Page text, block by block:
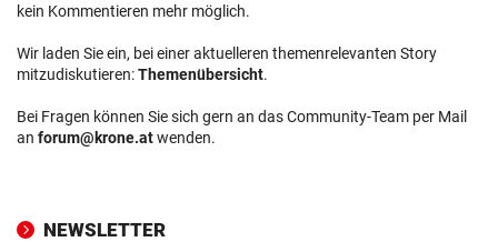
kein Kommentieren mehr möglich.
Wir laden Sie ein, bei einer aktuelleren themenrelevanten Story
mitzudiskutieren:Themenübersicht.
Bei Fragen können Sie sich gern an das Community-Team per Mail
an forum@krone.atwenden.
NEWSLETTER